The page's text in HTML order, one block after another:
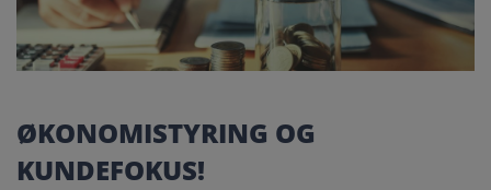
ØKONOMISTYRING OG
KUNDEFOKUS!